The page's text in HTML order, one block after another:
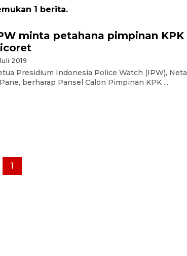
1 berita.
minta petahana pimpinan KPK
2019
Presidium Indonesia Police Watch (IPW), Neta
berharap Pansel Calon Pimpinan KPK ...
1